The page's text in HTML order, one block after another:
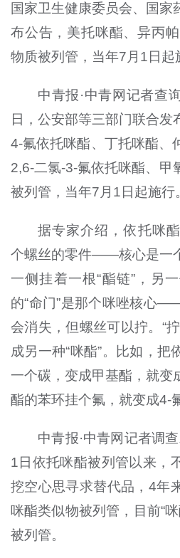
国家卫生健康委员会、国家
布公告，美托咪酯、异丙
物质被列管，当年7月1日起
中青报·中青网记者查
日，公安部等三部门联合发
4-氟依托咪酯、丁托咪酯、
2,6-二氯-3-氟依托咪酯、甲
被列管，当年7月1日起施行
据专家介绍，依托咪
个螺丝的零件——核心是一
一侧挂着一根“酯链”，另
的“命门”是那个咪唑核心
会消失，但螺丝可以拧。“
成另一种“咪酯”。比如，把
一个碳，变成甲基酯，就变
酯的苯环挂个氟，就变成
中青报·中青网记者调
1日依托咪酯被列管以来，
挖空心思寻求替代品，4年
咪酯类似物被列管，目前“
被列管。